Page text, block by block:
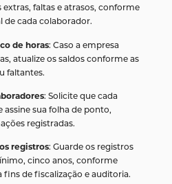
faltas e atrasos, conforme
de cada colaborador.
de horas: Caso a empresa
atualize os saldos conforme as
faltantes.
: Solicite que cada
assine sua folha de ponto,
registradas.
registros: Guarde os registros
cinco anos, conforme
fins de fiscalização e auditoria.